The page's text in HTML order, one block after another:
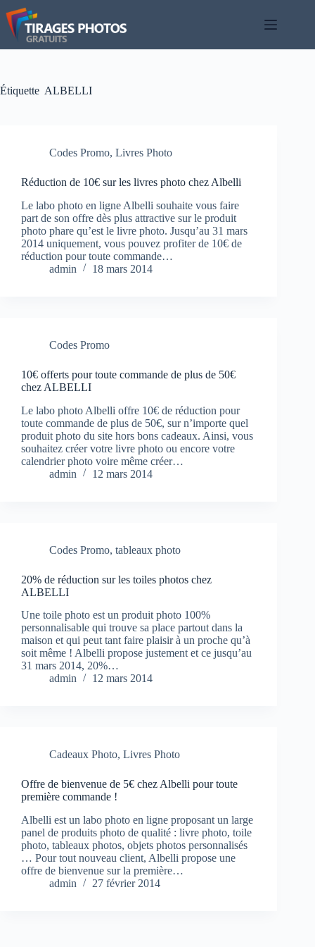
Passer
au
contenu
Étiquette ALBELLI
Codes Promo, Livres Photo
Réduction de 10€ sur les livres photo chez Albelli
Le labo photo en ligne Albelli souhaite vous faire
part de son offre dès plus attractive sur le produit
photo phare qu’est le livre photo. Jusqu’au 31 mars
2014 uniquement, vous pouvez profiter de 10€ de
réduction pour toute commande…
admin
18 mars 2014
Codes Promo
10€ offerts pour toute commande de plus de 50€
chez ALBELLI
Le labo photo Albelli offre 10€ de réduction pour
toute commande de plus de 50€, sur n’importe quel
produit photo du site hors bons cadeaux. Ainsi, vous
souhaitez créer votre livre photo ou encore votre
calendrier photo voire même créer…
admin
12 mars 2014
Codes Promo, tableaux photo
20% de réduction sur les toiles photos chez
ALBELLI
Une toile photo est un produit photo 100%
personnalisable qui trouve sa place partout dans la
maison et qui peut tant faire plaisir à un proche qu’à
soit même ! Albelli propose justement et ce jusqu’au
31 mars 2014, 20%…
admin
12 mars 2014
Cadeaux Photo, Livres Photo
Offre de bienvenue de 5€ chez Albelli pour toute
première commande !
Albelli est un labo photo en ligne proposant un large
panel de produits photo de qualité : livre photo, toile
photo, tableaux photos, objets photos personnalisés
… Pour tout nouveau client, Albelli propose une
offre de bienvenue sur la première…
admin
27 février 2014